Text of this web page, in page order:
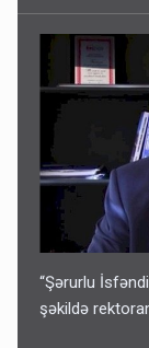
“Şərurlu
şəkildə